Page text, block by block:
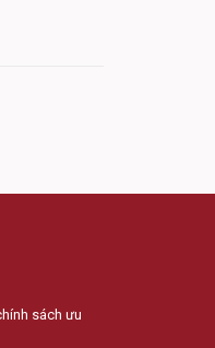
sách ưu